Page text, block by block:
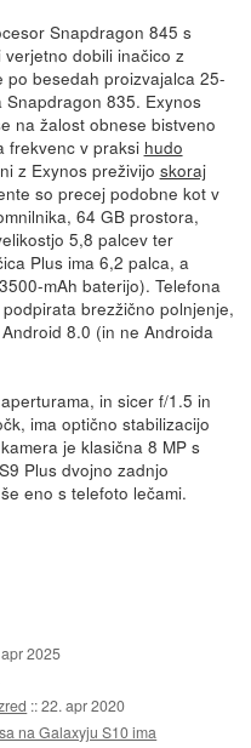
Snapdragon 845 s
dobili inačico z
po besedah proizvajalca 25-
835. Exynos
na žalost obnese bistveno
frekvenc v praksi hudo
z Exynos preživijo skoraj
so precej podobne kot v
64 GB prostora,
5,8 palcev ter
Plus ima 6,2 palca, a
mAh baterijo). Telefona
brezžično polnjenje,
8.0 (in ne Androida
in sicer f/1.5 in
ima optično stabilizacijo
je klasična 8 MP s
Plus dvojno zadnjo
eno s telefoto lečami.
2025
::22. apr 2020
na Galaxyju S10 ima